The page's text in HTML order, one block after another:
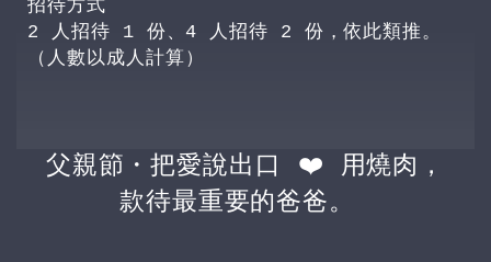
招待方式
2 人招待 1 份、4 人招待 2 份，依此類推。
（人數以成人計算）
父親節・把愛說出口 ❤️ 用燒肉，
款待最重要的爸爸。